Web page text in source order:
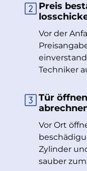
Preis
Vor der
Techniker
Tür
Vor Ort
Zylinder
sauber